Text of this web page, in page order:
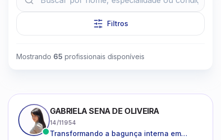
Clique para assistir
Filtros
Mostrando 65 profissionais disponíveis
GABRIELA SENA DE OLIVEIRA
14/11954
Transformando a bagunça interna em